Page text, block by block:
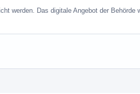
werden. Das digitale Angebot der Behörde